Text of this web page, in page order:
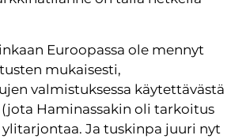
Euroopassa ole mennyt
mukaisesti,
valmistuksessa käytettävästä
Haminassakin oli tarkoitus
Ja tuskinpa juuri nyt